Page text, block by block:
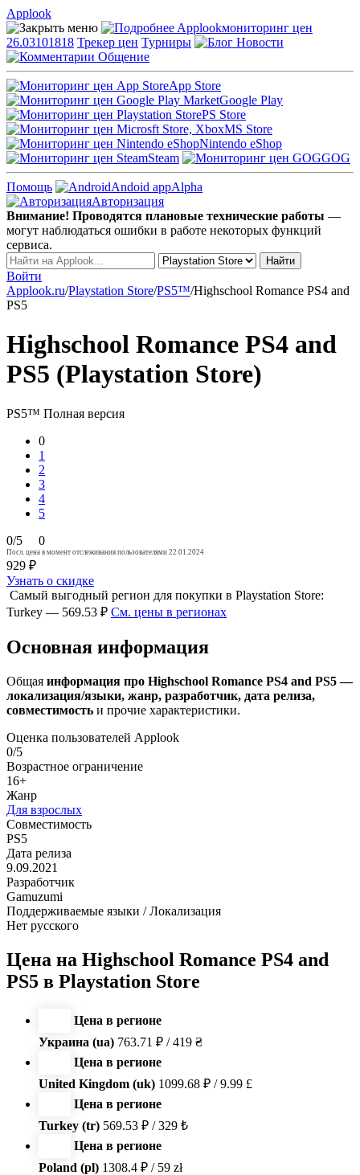
Applook
Applookмониторинг цен
26.03101818 Трекер цен Турниры
Новости
Общение
App Store
Google Play
PS Store
MS Store
Nintendo eShop
Steam
GOG
Помощь Andoid appAlpha
Авторизация
Внимание! Проводятся плановые технические работы —
могут наблюдаться ошибки в работе некоторых функций
сервиса.
Войти
Applook.ru/Playstation Store/PS5™/Highschool Romance PS4 and
PS5
Highschool Romance PS4 and
PS5 (Playstation Store)
PS5™ Полная версия
0
1
2
3
4
5
0/5 0
Посл. цена в момент отслеживания пользователями 22.01.2024
929 ₽
Узнать о скидке
Самый выгодный регион для покупки в Playstation Store:
Turkey — 569.53 ₽ См. цены в регионах
Основная информация
Общая информация про Highschool Romance PS4 and PS5 —
локализация/языки, жанр, разработчик, дата релиза,
совместимость и прочие характеристики.
Оценка пользователей Applook
0/5
Возрастное ограничение
16+
Жанр
Для взрослых
Совместимость
PS5
Дата релиза
9.09.2021
Разработчик
Gamuzumi
Поддерживаемые языки / Локализация
Нет русского
Цена на Highschool Romance PS4 and
PS5 в Playstation Store
Цена в регионе
Украина (ua) 763.71 ₽ / 419 ₴
Цена в регионе
United Kingdom (uk) 1099.68 ₽ / 9.99 £
Цена в регионе
Turkey (tr) 569.53 ₽ / 329 ₺
Цена в регионе
Poland (pl) 1308.4 ₽ / 59 zł